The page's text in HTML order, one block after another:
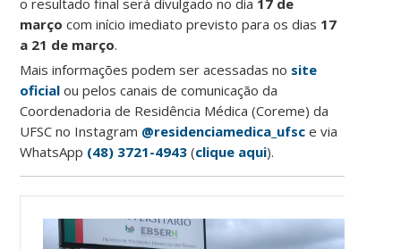
o resultado final será divulgado no dia 17 de
março com início imediato previsto para os dias 17
a 21 de março.
Mais informações podem ser acessadas no site
oficial ou pelos canais de comunicação da
Coordenadoria de Residência Médica (Coreme) da
UFSC no Instagram @residenciamedica_ufsc e via
WhatsApp (48) 3721-4943 (clique aqui).